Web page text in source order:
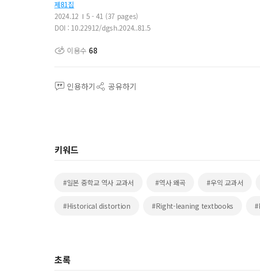
제81집
2024.12
5 - 41 (37 pages)
DOI : 10.22912/dgsh.2024..81.5
이용수 68
인용하기 공유하기
키워드
#일본 중학교 역사 교과서 #역사 왜곡 #우익 교과서
#Historical distortion #Right-leaning textbooks
초록